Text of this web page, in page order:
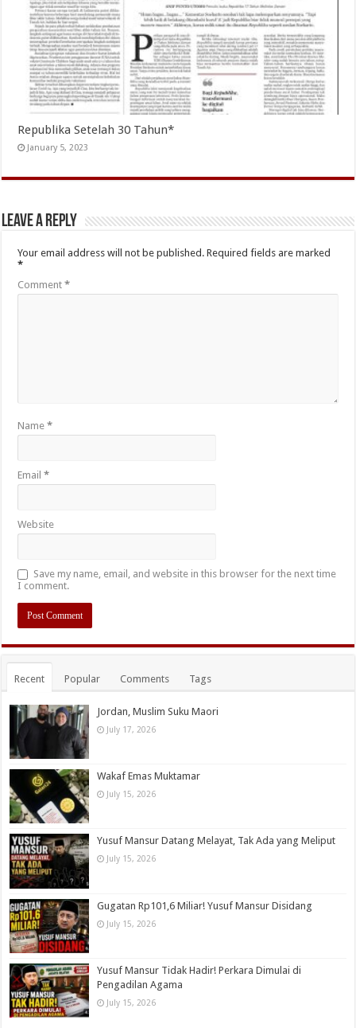
Republika Setelah 30 Tahun*
January 5, 2023
Leave a Reply
Your email address will not be published. Required fields are marked
*
Comment*
Name*
Email*
Website
Save my name, email, and website in this browser for the next time
I comment.
Recent Popular Comments Tags
Jordan, Muslim Suku Maori
July 17, 2026
Wakaf Emas Muktamar
July 15, 2026
Yusuf Mansur Datang Melayat, Tak Ada yang Meliput
July 15, 2026
Gugatan Rp101,6 Miliar! Yusuf Mansur Disidang
July 15, 2026
Yusuf Mansur Tidak Hadir! Perkara Dimulai di
Pengadilan Agama
July 15, 2026